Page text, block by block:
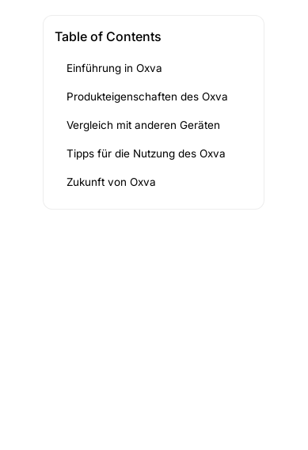
Table of Contents
Einführung in Oxva
Produkteigenschaften des Oxva
Vergleich mit anderen Geräten
Tipps für die Nutzung des Oxva
Zukunft von Oxva